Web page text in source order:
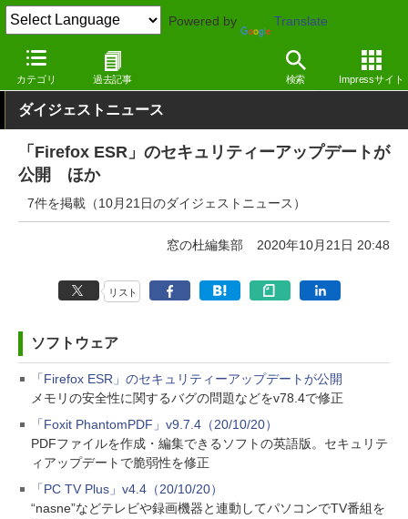
Powered by Translate
カテゴリ 過去記事 検索 Impressサイト
窓の杜 その他の話題 アップデート
ダイジェストニュース
「Firefox ESR」のセキュリティーアップデートが
公開 ほか
7件を掲載（10月21日のダイジェストニュース）
窓の杜編集部 2020年10月21日 20:48
リスト
ソフトウェア
「Firefox ESR」のセキュリティーアップデートが公開
メモリの安全性に関するバグの問題などをv78.4で修正
「Foxit PhantomPDF」v9.7.4（20/10/20）
PDFファイルを作成・編集できるソフトの英語版。セキュリテ
ィアップデートで脆弱性を修正
「PC TV Plus」v4.4（20/10/20）
“nasne”などテレビや録画機器と連動してパソコンでTV番組を